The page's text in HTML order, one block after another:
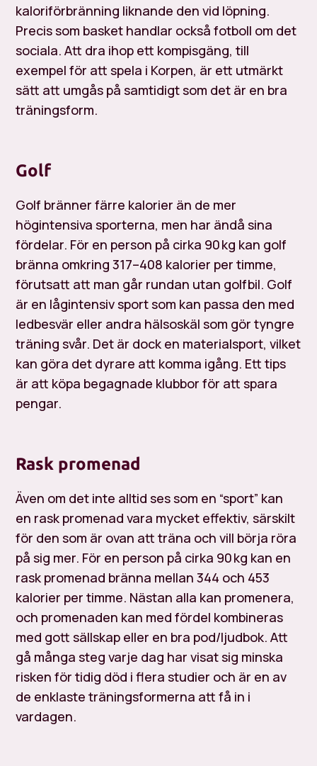
kaloriförbränning liknande den vid löpning.
Precis som basket handlar också fotboll om det
sociala. Att dra ihop ett kompisgäng, till
exempel för att spela i Korpen, är ett utmärkt
sätt att umgås på samtidigt som det är en bra
träningsform.
Golf
Golf bränner färre kalorier än de mer
högintensiva sporterna, men har ändå sina
fördelar. För en person på cirka 90 kg kan golf
bränna omkring 317–408 kalorier per timme,
förutsatt att man går rundan utan golfbil. Golf
är en lågintensiv sport som kan passa den med
ledbesvär eller andra hälsoskäl som gör tyngre
träning svår. Det är dock en materialsport, vilket
kan göra det dyrare att komma igång. Ett tips
är att köpa begagnade klubbor för att spara
pengar.
Rask promenad
Även om det inte alltid ses som en “sport” kan
en rask promenad vara mycket effektiv, särskilt
för den som är ovan att träna och vill börja röra
på sig mer. För en person på cirka 90 kg kan en
rask promenad bränna mellan 344 och 453
kalorier per timme. Nästan alla kan promenera,
och promenaden kan med fördel kombineras
med gott sällskap eller en bra pod/ljudbok. Att
gå många steg varje dag har visat sig minska
risken för tidig död i flera studier och är en av
de enklaste träningsformerna att få in i
vardagen.